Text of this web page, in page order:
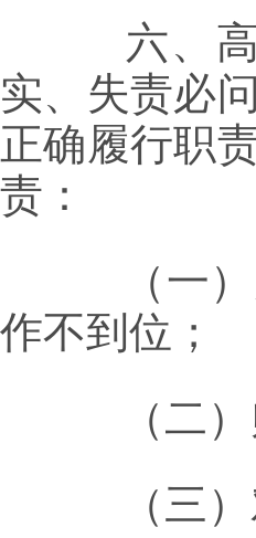
六、高
实、失责必
正确履行职
责：
（一）
作不到位；
（二）
（三）对